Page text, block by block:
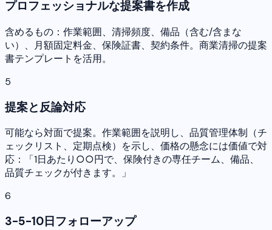
プロフェッショナルな提案書を作成
含めるもの：作業範囲、清掃頻度、備品（含む/含まな
い）、月額固定料金、保険証書、契約条件。商業清掃の提案
書テンプレートを活用。
5
提案と反論対応
可能なら対面で提案。作業範囲を説明し、品質管理体制（チ
ェックリスト、定期点検）を示し、価格の懸念には価値で対
応：「1日あたり○○円で、保険付きの専任チーム、備品、
品質チェックが付きます。」
6
3-5-10日フォローアップ